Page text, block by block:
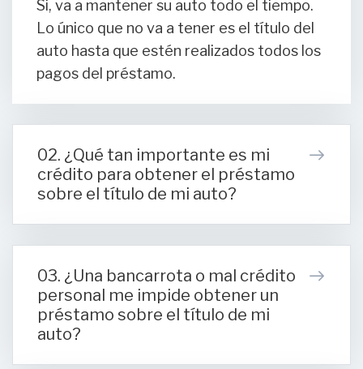
Si, va a mantener su auto todo el tiempo.
Lo único que no va a tener es el título del
auto hasta que estén realizados todos los
pagos del préstamo.
02. ¿Qué tan importante es mi
crédito para obtener el préstamo
sobre el título de mi auto?
03. ¿Una bancarrota o mal crédito
personal me impide obtener un
préstamo sobre el título de mi
auto?